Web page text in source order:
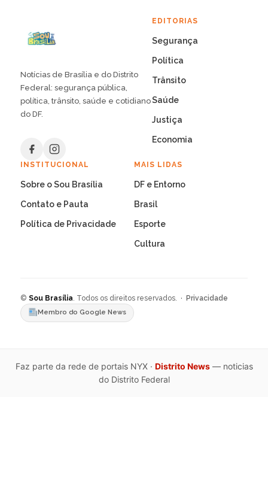
Notícias de Brasília e do Distrito
Federal: segurança pública,
política, trânsito, saúde e cotidiano
do DF.
EDITORIAS
Segurança
Política
Trânsito
Saúde
Justiça
Economia
INSTITUCIONAL
Sobre o Sou Brasília
Contato e Pauta
Política de Privacidade
MAIS LIDAS
DF e Entorno
Brasil
Esporte
Cultura
© Sou Brasília . Todos os direitos reservados. · Privacidade
Membro do Google News
Faz parte da rede de portais NYX · Distrito News— noticias
do Distrito Federal